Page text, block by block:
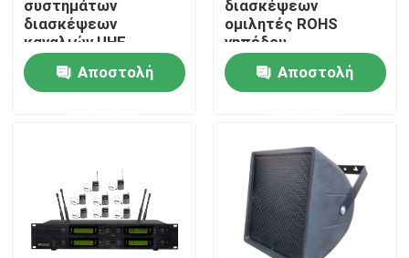
Σπίτι
Προϊόντα
Περίπου εμείς
συστημάτων
διασκέψεων
καναλιών UHF
ασύρματη ανθεκτική
Αποστολή
διασκέψεων
ομιλητές ROHS
γηπέδου
ποδοσφαίρου
συστημάτων
στεγανοί υπαίθριοι
Αποστολή